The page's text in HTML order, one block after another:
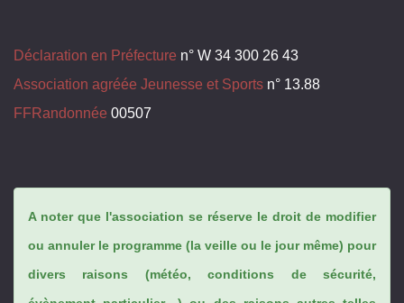
Déclaration en Préfecture n° W 34 300 26 43
Association agréée Jeunesse et Sports n° 13.88
FFRandonnée 00507
A noter que l'association se réserve le droit de modifier
ou annuler le programme (la veille ou le jour même) pour
divers raisons (météo, conditions de sécurité,